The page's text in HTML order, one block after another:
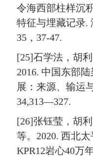
令海西部柱样沉
特征与埋藏记录.
35，37-47.
[25]石学法，胡
2016. 中国东部
展：来源、输运
34,313—327.
[26]张钰莹，胡
等。2020. 西北
KPR12岩心40万